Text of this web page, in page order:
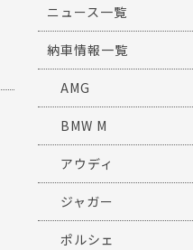
ニュース一覧
納車情報一覧
AMG
BMW M
アウディ
ジャガー
ポルシェ